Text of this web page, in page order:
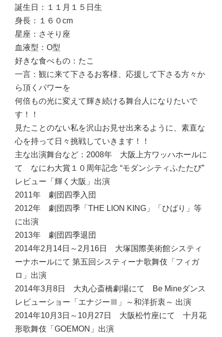
誕生日：
１１月１５日生
身長：
１６０cm
星座： さそり座
血液型： O型
好きな食べもの： たこ
一言： 観に来て下さるお客様、応援して下さる方々か
ら頂くパワーを
何倍もの光に変えて輝き続ける舞台人になりたいで
す！！
見たことのない私を沢山お見せ出来るように、素直な
心を持って日々挑戦していきます！！
主な出演舞台など： 2008年 大阪上方ワッハホールに
て なにわ大賞１０周年記念 “モダンシティふたたび”
レビュー「輝く大阪」出演
2011年 劇団四季入団
2012年 劇団四季「THE LION KING」「ひばり」等
に出演
2013年 劇団四季退団
2014年2月14日～2月16日 大塚国際美術館システィ
ーナホールにて 第五回システィーナ歌舞伎「フィガ
ロ」出演
2014年3月8日 大丸心斎橋劇場にて Be Mineダンス
レビューショー「エナジーⅢ」～和洋折衷～ 出演
2014年10月3日～10月27日 大阪松竹座にて 十月花
形歌舞伎「GOEMON」出演